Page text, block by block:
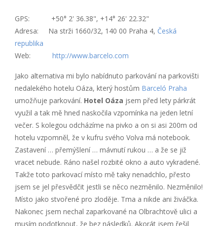
GPS: +50° 2' 36.38", +14° 26' 22.32"
Adresa: Na strži 1660/32, 140 00 Praha 4, Česká
republika
Web: http://www.barcelo.com
Jako alternativa mi bylo nabídnuto parkování na parkovišti
nedalekého hotelu Oáza, který hostům Barceló Praha
umožňuje parkování. Hotel Oáza jsem před lety párkrát
využil a tak mě hned naskočila vzpomínka na jeden letní
večer. S kolegou odcházíme na pivko a on si asi 200m od
hotelu vzpomněl, že v kufru svého Volva má notebook.
Zastavení … přemýšlení … mávnutí rukou … a že se již
vracet nebude. Ráno našel rozbité okno a auto vykradené.
Takže toto parkovací místo mě taky nenadchlo, přesto
jsem se jel přesvědčit jestli se něco nezměnilo. Nezměnilo!
Místo jako stvořené pro zloděje. Tma a nikde ani živáčka.
Nakonec jsem nechal zaparkované na Olbrachtově ulici a
musím podotknout, že bez následků. Akorát jsem řešil